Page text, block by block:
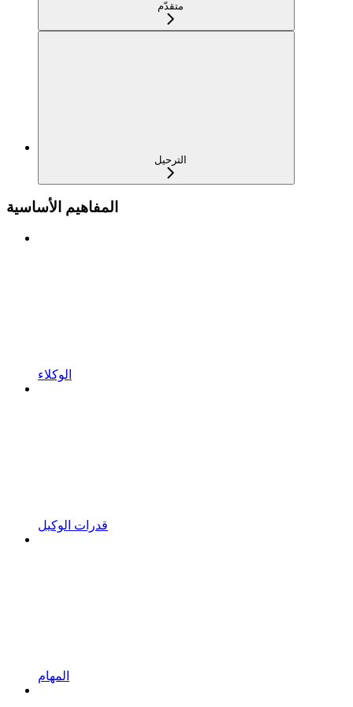
متقدّم
الترحيل
المفاهيم الأساسية
الوكلاء
قدرات الوكيل
المهام